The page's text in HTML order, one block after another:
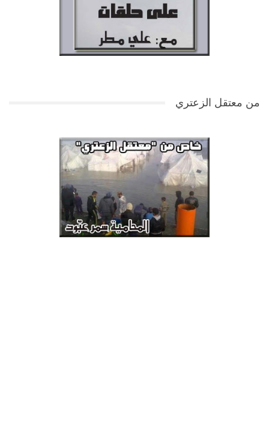
من معتقل الزعتري